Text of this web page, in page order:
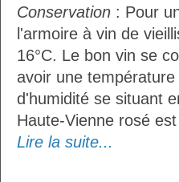
Conservation : Pour
l'armoire à vin de
16°C. Le bon vin se
avoir une
d'humidité se situant
Haute-Vienne rosé
Lire la suite...